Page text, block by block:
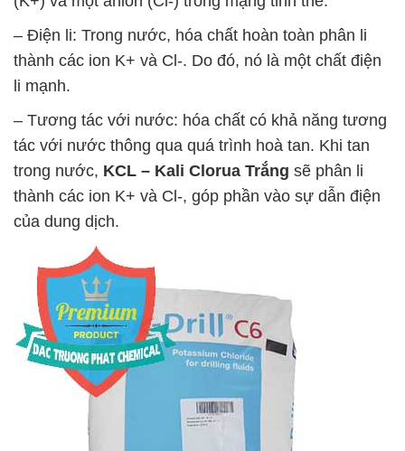
– Điện li: Trong nước, hóa chất hoàn toàn phân li
thành các ion K+ và Cl-. Do đó, nó là một chất điện
li mạnh.
– Tương tác với nước: hóa chất có khả năng tương
tác với nước thông qua quá trình hoà tan. Khi tan
trong nước, KCL – Kali Clorua Trắng sẽ phân li
thành các ion K+ và Cl-, góp phần vào sự dẫn điện
của dung dịch.